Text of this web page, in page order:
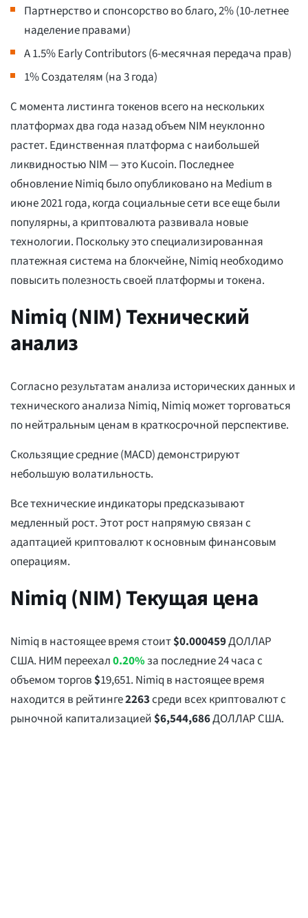
Партнерство и спонсорство во благо, 2% (10-летнее
наделение правами)
A 1.5% Early Contributors (6-месячная передача прав)
1% Создателям (на 3 года)
С момента листинга токенов всего на нескольких
платформах два года назад объем NIM неуклонно
растет. Единственная платформа с наибольшей
ликвидностью NIM — это Kucoin. Последнее
обновление Nimiq было опубликовано на Medium в
июне 2021 года, когда социальные сети все еще были
популярны, а криптовалюта развивала новые
технологии. Поскольку это специализированная
платежная система на блокчейне, Nimiq необходимо
повысить полезность своей платформы и токена.
Nimiq (NIM) Технический
анализ
Согласно результатам анализа исторических данных и
технического анализа Nimiq, Nimiq может торговаться
по нейтральным ценам в краткосрочной перспективе.
Скользящие средние (MACD) демонстрируют
небольшую волатильность.
Все технические индикаторы предсказывают
медленный рост. Этот рост напрямую связан с
адаптацией криптовалют к основным финансовым
операциям.
Nimiq (NIM) Текущая цена
Nimiq в настоящее время стоит$0.000459ДОЛЛАР
США. НИМ переехал0.20%за последние 24 часа с
объемом торгов$19,651. Nimiq в настоящее время
находится в рейтинге2263среди всех криптовалют с
рыночной капитализацией$6,544,686ДОЛЛАР США.